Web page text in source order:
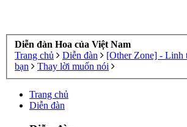
Diễn đàn Hoa của Việt Nam
Trang chủ
Diễn đàn [Other Zone] - Linh
bạn
Thay lời muốn nói
Trang chủ
Diễn đàn